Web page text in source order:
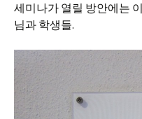
세미나가 열릴 방안에는
님과 학생들.